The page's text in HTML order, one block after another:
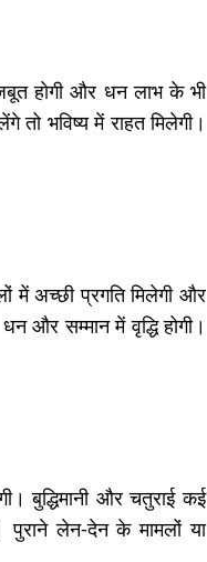
होगी और धन लाभ के भी
भविष्य में राहत मिलेगी।
में अच्छी प्रगति मिलेगी और
और सम्मान में वृद्धि होगी।
बुद्धिमानी और चतुराई कई
लेन-देन के मामलों या